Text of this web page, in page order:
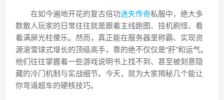
在如今遍地开花的复古倍功迷失传奇私服中，绝大多
数散人玩家的日常往往就是跟着主线跑图、挂机刷怪、看
着满屏光柱傻乐。然而，真正能在服务器里称霸、实现资
源滚雪球式增长的顶级高手，靠的绝不仅仅是“肝”和运气。
他们往往掌握着一些游戏说明书上找不到、甚至被刻意隐
藏的冷门机制与实战细节。今天，就为大家揭秘几个能让
你弯道超车的硬核技巧。